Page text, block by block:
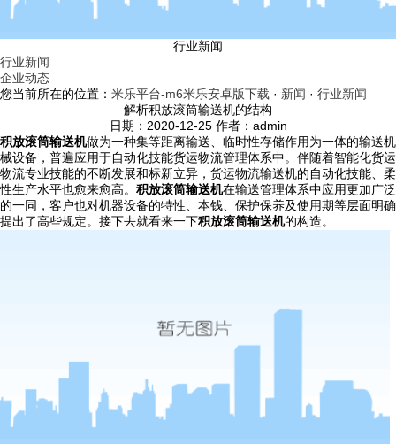
行业新闻
行业新闻
企业动态
您当前所在的位置： 米乐平台-m6米乐安卓版下载 · 新闻 · 行业新闻
解析积放滚筒输送机的结构
日期：2020-12-25 作者：admin
积放滚筒输送机做为一种集等距离输送、临时性存储作用为一体的输送机
械设备，普遍应用于自动化技能货运物流管理体系中。伴随着智能化货运
物流专业技能的不断发展和标新立异，货运物流输送机的自动化技能、柔
性生产水平也愈来愈高。 积放滚筒输送机在输送管理体系中应用更加广泛
的一同，客户也对机器设备的特性、本钱、保护保养及使用期等层面明确
提出了高些规定。接下去就看来一下积放滚筒输送机的构造。